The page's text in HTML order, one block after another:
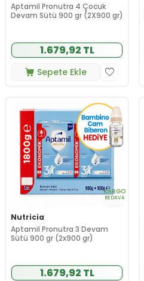
Aptamil Pronutra 4 Çocuk
Devam Sütü 900 gr (2X900 gr)
1.679,92 TL
Sepete Ekle
KARGO
BEDAVA
Nutricia
Aptamil Pronutra 3 Devam
Sütü 900 gr (2x900 gr)
1.679,92 TL